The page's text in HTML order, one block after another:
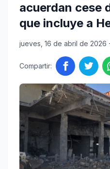
acuerdan cese
que incluye a
jueves, 16 de abril de 2026
Compartir: